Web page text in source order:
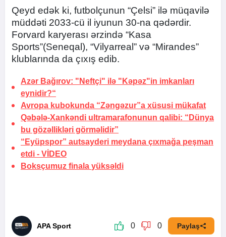
Qeyd edək ki, futbolçunun “Çelsi” ilə müqavilə
müddəti 2033-cü il iyunun 30-na qədərdir.
Forvard karyerası ərzində “Kasa
Sports”(Seneqal), “Vilyarreal” və “Mirandes”
klublarında da çıxış edib.
Azər Bağırov: "Neftçi" ilə "Kəpəz"in imkanları
eynidir?“
Avropa kubokunda “Zəngəzur”a xüsusi mükafat
Qəbələ-Xankəndi ultramarafonunun qalibi: “Dünya
bu gözəllikləri görməlidir”
“Eyüpspor” autsayderi meydana çıxmağa peşman
etdi - VİDEO
Boksçumuz finala yüksəldi
APA Sport 0 0 Paylaş